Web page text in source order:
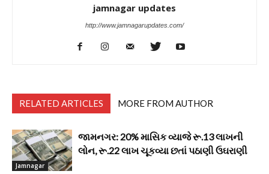
jamnagar updates
http://www.jamnagarupdates.com/
RELATED ARTICLES MORE FROM AUTHOR
Jamnagar
જામનગર: 20% માસિક વ્યાજે રૂ.13 લાખની
લોન, રૂ.22 લાખ ચૂકવ્યા છતાં પઠાણી ઉઘરાણી